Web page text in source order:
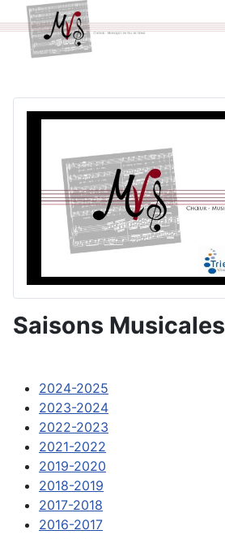
Saisons Musicales
2024-2025
2023-2024
2022-2023
2021-2022
2019-2020
2018-2019
2017-2018
2016-2017